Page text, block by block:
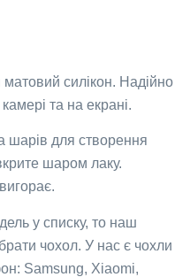
матовий силікон. Надійно
та на екрані.
шарів для створення
шаром лаку.
у списку, то наш
чохол. У нас є чохли
Samsung, Xiaomi,